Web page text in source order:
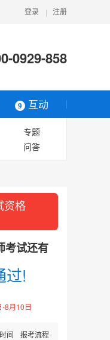
登录 注册
0929-858
9 互动
专题
问答
资格
考试还有
过!
8月10日
间
报考流程